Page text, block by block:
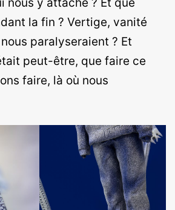
nous y attache ? Et que
la fin ? Vertige, vanité
paralyseraient ? Et
peut-être, que faire ce
faire, là où nous